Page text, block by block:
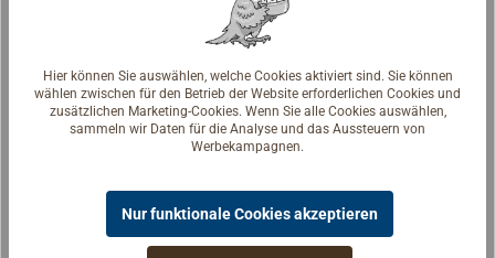
Fragen zum Artikel?
Seglerinnen. Wir verstehen Ihre Fragen und geben die
passende Antwort.
Hier können Sie auswählen, welche Cookies aktiviert sind. Sie können
wählen zwischen für den Betrieb der Website erforderlichen Cookies und
zusätzlichen Marketing-Cookies. Wenn Sie alle Cookies auswählen,
sammeln wir Daten für die Analyse und das Aussteuern von
Werbekampagnen.
Nur funktionale Cookies akzeptieren